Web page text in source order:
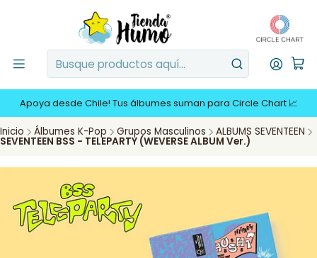
Apoya desde Chile! Tus álbumes suman para Circle Chart 📈
Inicio Álbumes K-Pop Grupos Masculinos ALBUMS SEVENTEEN
SEVENTEEN BSS - TELEPARTY (WEVERSE ALBUM Ver.)